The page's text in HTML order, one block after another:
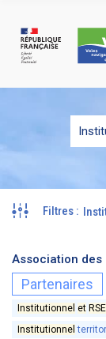
Filtres :
Association des
Partenaires
Institutionnel et RSE
Institutionnel